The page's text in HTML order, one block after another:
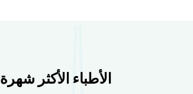
الأطباء الأكثر شهرة